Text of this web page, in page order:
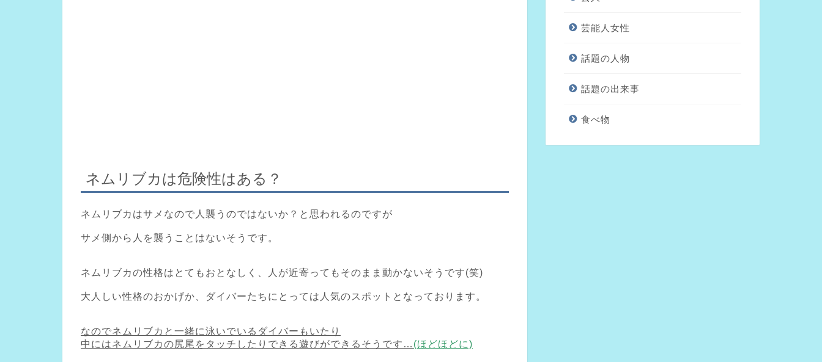
ネムリブカは危険性はある？
ネムリブカはサメなので人襲うのではないか？と思われるのですが
サメ側から人を襲うことはないそうです。
ネムリブカの性格はとてもおとなしく、人が近寄ってもそのまま動かないそうです(笑)
大人しい性格のおかげか、ダイバーたちにとっては人気のスポットとなっております。
なのでネムリブカと一緒に泳いでいるダイバーもいたり
中にはネムリブカの尻尾をタッチしたりできる遊びができるそうです… (ほどほどに)
芸能人女性
話題の人物
話題の出来事
食べ物